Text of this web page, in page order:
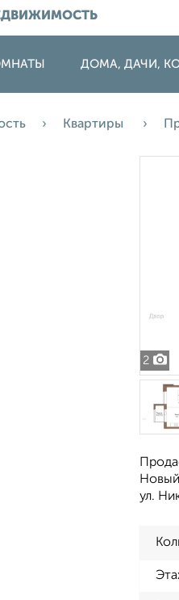
ДОМА, ДАЧИ,
Квартиры
2
ул.